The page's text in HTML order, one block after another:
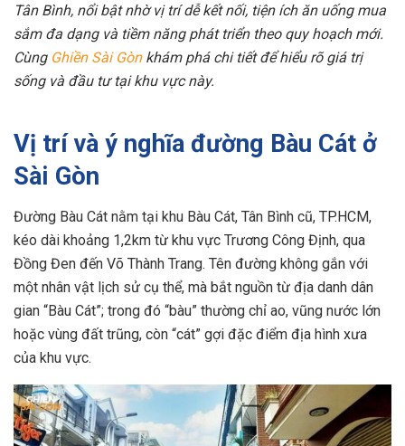
Tân Bình, nổi bật nhờ vị trí dễ kết nối, tiện ích ăn uống mua
sắm đa dạng và tiềm năng phát triển theo quy hoạch mới.
Cùng Ghiền Sài Gònkhám phá chi tiết để hiểu rõ giá trị
sống và đầu tư tại khu vực này.
Vị trí và ý nghĩa đường Bàu Cát ở
Sài Gòn
Đường Bàu Cát nằm tại khu Bàu Cát, Tân Bình cũ, TP.HCM,
kéo dài khoảng 1,2km từ khu vực Trương Công Định, qua
Đồng Đen đến Võ Thành Trang. Tên đường không gắn với
một nhân vật lịch sử cụ thể, mà bắt nguồn từ địa danh dân
gian “Bàu Cát”; trong đó “bàu” thường chỉ ao, vũng nước lớn
hoặc vùng đất trũng, còn “cát” gợi đặc điểm địa hình xưa
của khu vực.